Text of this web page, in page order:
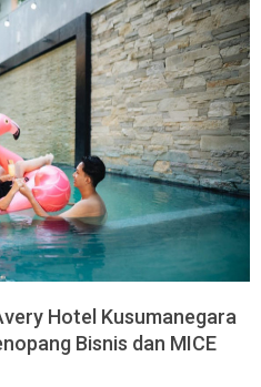
Hotel Kusumanegara
Bisnis dan MICE